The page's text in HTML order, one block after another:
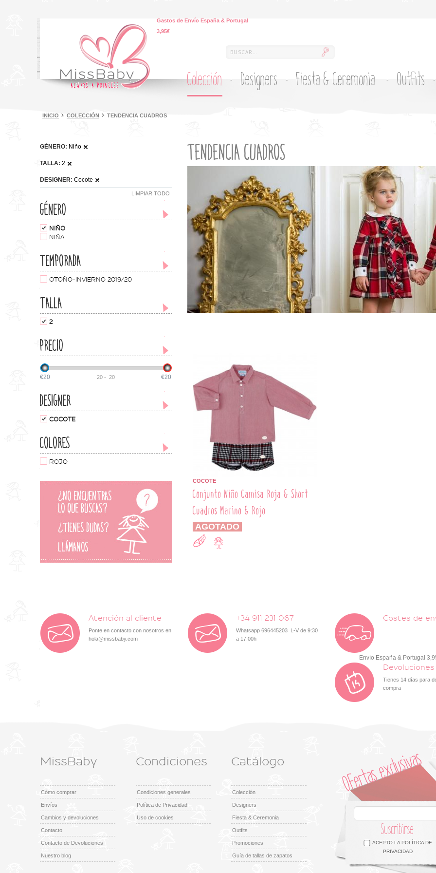
Gastos de Envío España & Portugal
3,95€
Colección Designers Fiesta & Ceremonia Outfits
INICIO COLECCIÓN TENDENCIA CUADROS
GÉNERO: Niño
TALLA: 2
DESIGNER: Cocote
LIMPIAR TODO
GÉNERO
NIÑO
NIÑA
TEMPORADA
OTOÑO-INVIERNO 2019/20
TALLA
2
PRECIO
€20 €20
20- 20
DESIGNER
COCOTE
COLORES
ROJO
TENDENCIA CUADROS
COCOTE
Conjunto Niño Camisa Roja & Short
Cuadros Marino & Rojo
AGOTADO
Atención al cliente
Ponte en contacto con nosotros en
hola@missbaby.com
+34 911 231 067
Whatsapp 696445203 L-V de 9:30
a 17:00h
Costes de
Envío España & Portugal
Devoluciones
Tienes 14 días para
compra
MissBaby
Cómo comprar
Envíos
Cambios y devoluciones
Contacto
Contacto de Devoluciones
Nuestro blog
Condiciones
Condiciones generales
Política de Privacidad
Uso de cookies
Catálogo
Colección
Designers
Fiesta & Ceremonia
Outfits
Promociones
Guía de tallas de zapatos
Suscribirse
ACEPTO LA POLÍTICA DE
PRIVACIDAD
Facebook Twitter Google +